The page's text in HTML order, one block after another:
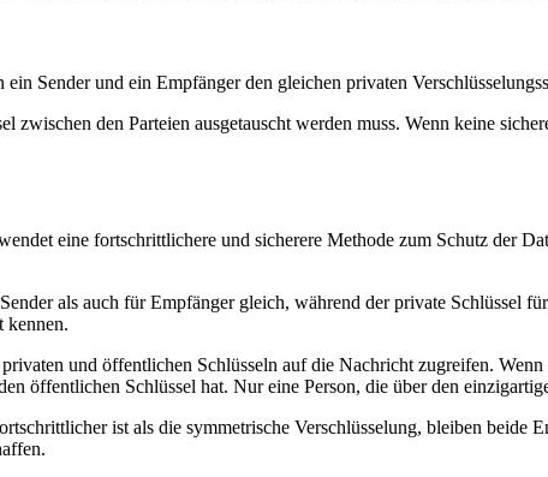
ein Sender und ein Empfänger den gleichen privaten
zwischen den Parteien ausgetauscht werden muss. Wenn keine
eine fortschrittlichere und sicherere Methode zum Schutz der
als auch für Empfänger gleich, während der private Schlüssel
kennen.
und öffentlichen Schlüsseln auf die Nachricht zugreifen.
öffentlichen Schlüssel hat. Nur eine Person, die über den
ist als die symmetrische Verschlüsselung, bleiben